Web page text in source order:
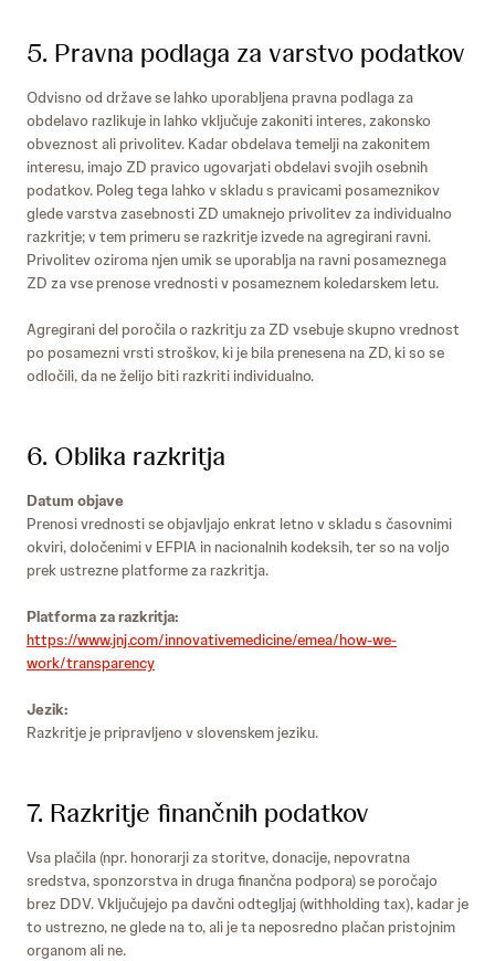
5. Pravna podlaga za varstvo podatkov
Odvisno od države se lahko uporabljena pravna podlaga za
obdelavo razlikuje in lahko vključuje zakoniti interes, zakonsko
obveznost ali privolitev. Kadar obdelava temelji na zakonitem
interesu, imajo ZD pravico ugovarjati obdelavi svojih osebnih
podatkov. Poleg tega lahko v skladu s pravicami posameznikov
glede varstva zasebnosti ZD umaknejo privolitev za individualno
razkritje; v tem primeru se razkritje izvede na agregirani ravni.
Privolitev oziroma njen umik se uporablja na ravni posameznega
ZD za vse prenose vrednosti v posameznem koledarskem letu.
Agregirani del poročila o razkritju za ZD vsebuje skupno vrednost
po posamezni vrsti stroškov, ki je bila prenesena na ZD, ki so se
odločili, da ne želijo biti razkriti individualno.
6. Oblika razkritja
Datum objave
Prenosi vrednosti se objavljajo enkrat letno v skladu s časovnimi
okviri, določenimi v EFPIA in nacionalnih kodeksih, ter so na voljo
prek ustrezne platforme za razkritja.
Platforma za razkritja:
https://www.jnj.com/innovativemedicine/emea/how-we-
work/transparency
Jezik:
Razkritje je pripravljeno v slovenskem jeziku.
7. Razkritje finančnih podatkov
Vsa plačila (npr. honorarji za storitve, donacije, nepovratna
sredstva, sponzorstva in druga finančna podpora) se poročajo
brez DDV. Vključujejo pa davčni odtegljaj (withholding tax), kadar je
to ustrezno, ne glede na to, ali je ta neposredno plačan pristojnim
organom ali ne.